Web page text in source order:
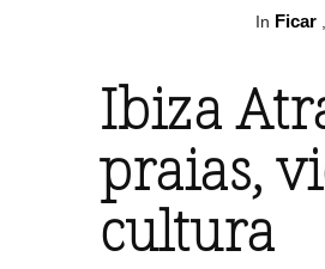
In Ficar
Ibiza
praias,
cultura